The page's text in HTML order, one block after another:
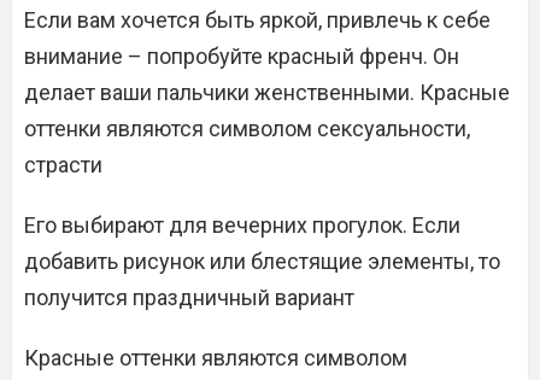
Если вам хочется быть яркой, привлечь к себе
внимание – попробуйте красный френч. Он
делает ваши пальчики женственными. Красные
оттенки являются символом сексуальности,
страсти
Его выбирают для вечерних прогулок. Если
добавить рисунок или блестящие элементы, то
получится праздничный вариант
Красные оттенки являются символом